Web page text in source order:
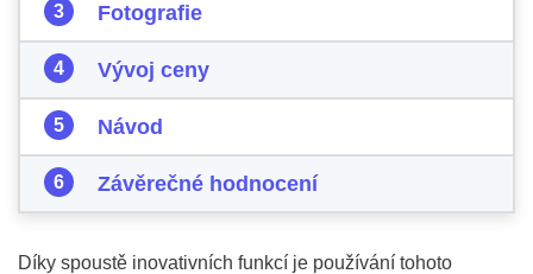
Fotografie
Vývoj ceny
Návod
Závěrečné hodnocení
Díky spoustě inovativních funkcí je používání tohoto